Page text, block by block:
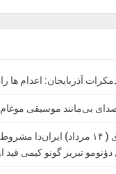
آذربایجان: اعدام ها را‌
صدای بی‌مانند موسیقی موغام
آوگوستون ۵-ی ( ۱۴ مرداد) ایران‌دا
تبریز گونو کیمی قید